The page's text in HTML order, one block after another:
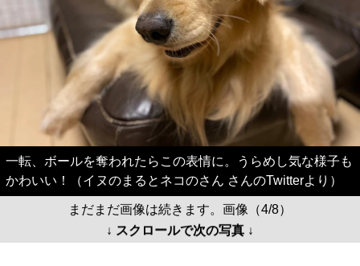
一転、ボールを奪われたらこの表情に。うらめし気な様子も
かわいい！（イヌのまるとネコのさん さんのTwitterより）
まだまだ画像は続きます。画像（4/8）
↓ スクロールで次の写真 ↓